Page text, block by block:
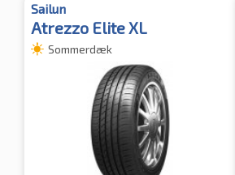
Sailun
Atrezzo Elite XL
Sommerdæk